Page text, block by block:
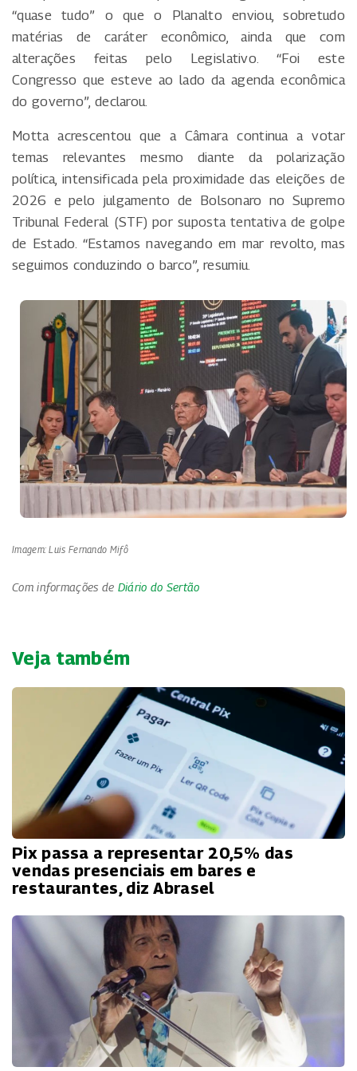
“quase tudo” o que o Planalto enviou, sobretudo
matérias de caráter econômico, ainda que com
alterações feitas pelo Legislativo. “Foi este
Congresso que esteve ao lado da agenda econômica
do governo”, declarou.
Motta acrescentou que a Câmara continua a votar
temas relevantes mesmo diante da polarização
política, intensificada pela proximidade das eleições de
2026 e pelo julgamento de Bolsonaro no Supremo
Tribunal Federal (STF) por suposta tentativa de golpe
de Estado. “Estamos navegando em mar revolto, mas
seguimos conduzindo o barco”, resumiu.
Imagem: Luis Fernando Mifô
Com informações de Diário do Sertão
Veja também
Pix passa a representar 20,5% das
vendas presenciais em bares e
restaurantes, diz Abrasel